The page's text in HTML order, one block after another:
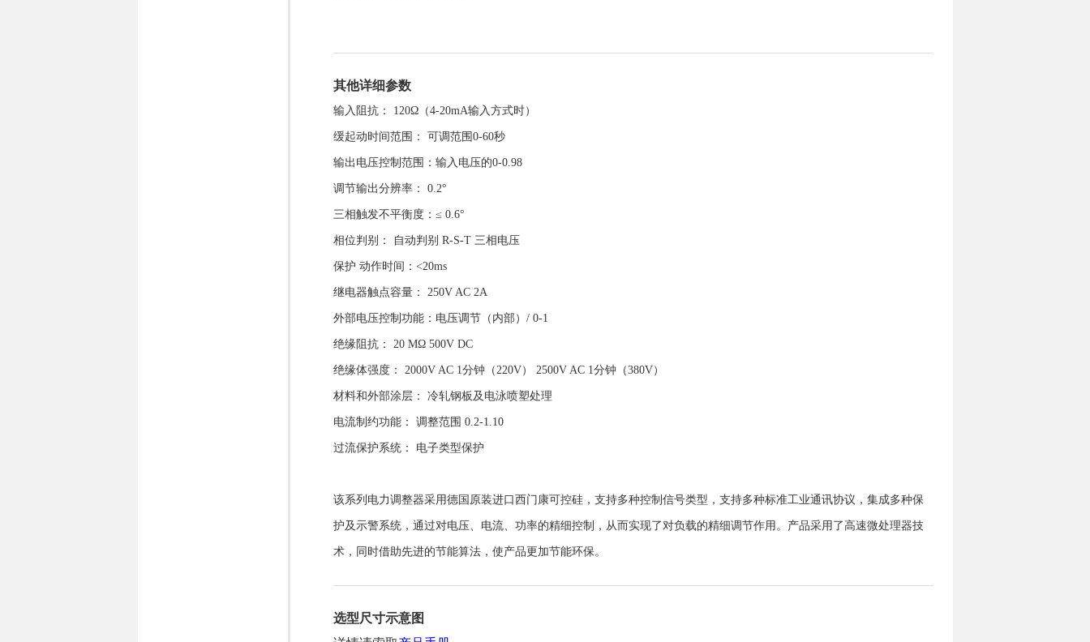
其他详细参数
输入阻抗： 120Ω（4-20mA输入方式时）
缓起动时间范围： 可调范围0-60秒
输出电压控制范围：输入电压的0-0.98
调节输出分辨率： 0.2°
三相触发不平衡度：≤ 0.6°
相位判别： 自动判别 R-S-T 三相电压
保护 动作时间：<20ms
继电器触点容量： 250V AC 2A
外部电压控制功能：电压调节（内部）/ 0-1
绝缘阻抗： 20 MΩ 500V DC
绝缘体强度： 2000V AC 1分钟（220V） 2500V AC 1分钟（380V）
材料和外部涂层： 冷轧钢板及电泳喷塑处理
电流制约功能： 调整范围 0.2-1.10
过流保护系统： 电子类型保护
该系列电力调整器采用德国原装进口西门康可控硅，支持多种控制信号类型， 支持多种标准工业通讯协议 ，集成多种保
护及示警系统，通过对电压、电流、功率的精细控制，从而实现了对负载的精细调节作用。产品采用了高速微处理器技
术，同时借助先进的节能算法，使产品更加节能环保。
选型尺寸示意图